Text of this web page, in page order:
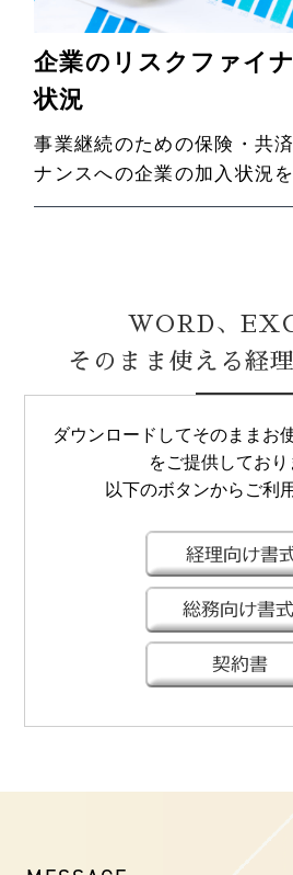
企業のリスクファイ
状況
事業継続のための保険・共
ナンスへの企業の加入状況
WORD、
そのまま使える経
ダウンロードしてそのままお
をご提供しており
以下のボタンからご利